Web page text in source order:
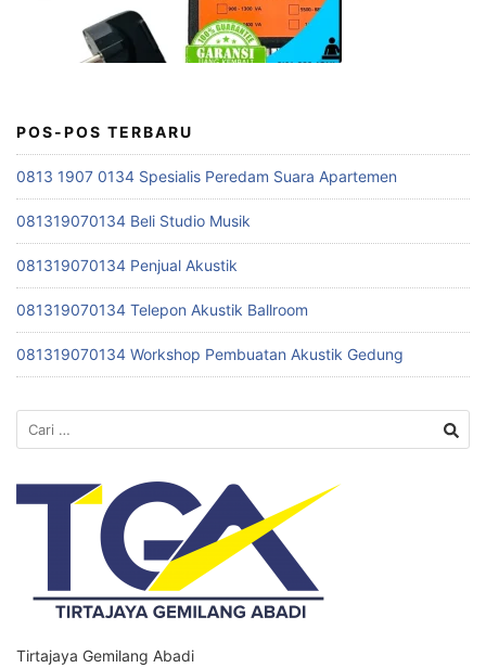
POS-POS TERBARU
0813 1907 0134 Spesialis Peredam Suara Apartemen
081319070134 Beli Studio Musik
081319070134 Penjual Akustik
081319070134 Telepon Akustik Ballroom
081319070134 Workshop Pembuatan Akustik Gedung
Cari
untuk:
Tirtajaya Gemilang Abadi